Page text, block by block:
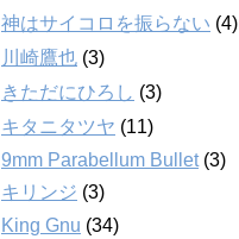
神はサイコロを振らない (4)
川崎鷹也 (3)
きただにひろし (3)
キタニタツヤ (11)
9mm Parabellum Bullet(3)
キリンジ (3)
King Gnu (34)